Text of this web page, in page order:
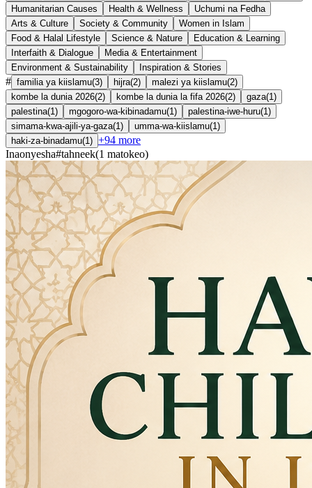
Humanitarian Causes
Health & Wellness
Uchumi na Fedha
Arts & Culture
Society & Community
Women in Islam
Food & Halal Lifestyle
Science & Nature
Education & Learning
Interfaith & Dialogue
Media & Entertainment
Environment & Sustainability
Inspiration & Stories
# familia ya kiislamu(3) hijra(2) malezi ya kiislamu(2)
kombe la dunia 2026(2) kombe la dunia la fifa 2026(2) gaza(1 )
palestina(1 ) mgogoro-wa-kibinadamu(1 ) palestina-iwe-huru(1 )
simama-kwa-ajili-ya-gaza(1 ) umma-wa-kiislamu(1 )
haki-za-binadamu(1 ) +94 more
Inaonyesha#tahneek(1 matokeo)